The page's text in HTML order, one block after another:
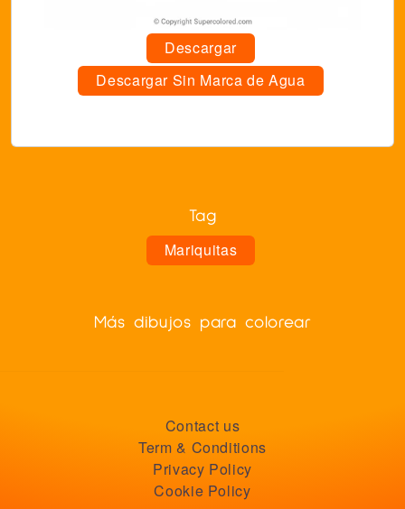
Descargar
Descargar Sin Marca de Agua
Tag
Mariquitas
Más dibujos para colorear
Contact us
Term & Conditions
Privacy Policy
Cookie Policy